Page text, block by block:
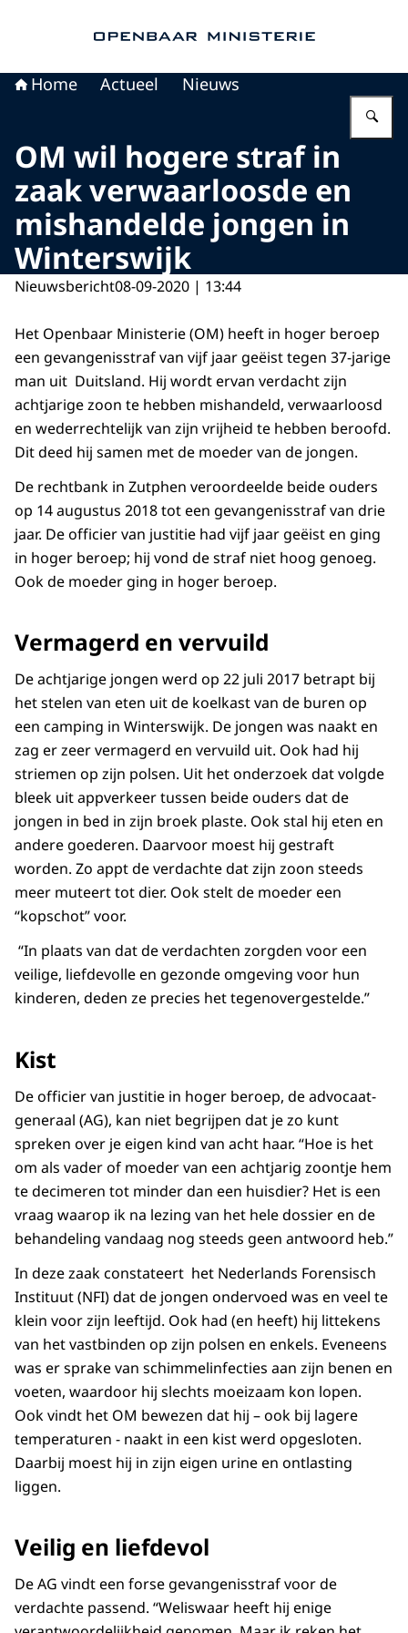
Home Actueel Nieuws
OM wil hogere straf in
zaak verwaarloosde en
mishandelde jongen in
Winterswijk
Nieuwsbericht08-09-2020 | 13:44
Het Openbaar Ministerie (OM) heeft in hoger beroep
een gevangenisstraf van vijf jaar geëist tegen 37-jarige
man uit Duitsland. Hij wordt ervan verdacht zijn
achtjarige zoon te hebben mishandeld, verwaarloosd
en wederrechtelijk van zijn vrijheid te hebben beroofd.
Dit deed hij samen met de moeder van de jongen.
De rechtbank in Zutphen veroordeelde beide ouders
op 14 augustus 2018 tot een gevangenisstraf van drie
jaar. De officier van justitie had vijf jaar geëist en ging
in hoger beroep; hij vond de straf niet hoog genoeg.
Ook de moeder ging in hoger beroep.
Vermagerd en vervuild
De achtjarige jongen werd op 22 juli 2017 betrapt bij
het stelen van eten uit de koelkast van de buren op
een camping in Winterswijk. De jongen was naakt en
zag er zeer vermagerd en vervuild uit. Ook had hij
striemen op zijn polsen. Uit het onderzoek dat volgde
bleek uit appverkeer tussen beide ouders dat de
jongen in bed in zijn broek plaste. Ook stal hij eten en
andere goederen. Daarvoor moest hij gestraft
worden. Zo appt de verdachte dat zijn zoon steeds
meer muteert tot dier. Ook stelt de moeder een
“kopschot” voor.
“In plaats van dat de verdachten zorgden voor een
veilige, liefdevolle en gezonde omgeving voor hun
kinderen, deden ze precies het tegenovergestelde.”
Kist
De officier van justitie in hoger beroep, de advocaat-
generaal (AG), kan niet begrijpen dat je zo kunt
spreken over je eigen kind van acht haar. “Hoe is het
om als vader of moeder van een achtjarig zoontje hem
te decimeren tot minder dan een huisdier? Het is een
vraag waarop ik na lezing van het hele dossier en de
behandeling vandaag nog steeds geen antwoord heb.”
In deze zaak constateert het Nederlands Forensisch
Instituut (NFI) dat de jongen ondervoed was en veel te
klein voor zijn leeftijd. Ook had (en heeft) hij littekens
van het vastbinden op zijn polsen en enkels. Eveneens
was er sprake van schimmelinfecties aan zijn benen en
voeten, waardoor hij slechts moeizaam kon lopen.
Ook vindt het OM bewezen dat hij – ook bij lagere
temperaturen - naakt in een kist werd opgesloten.
Daarbij moest hij in zijn eigen urine en ontlasting
liggen.
Veilig en liefdevol
De AG vindt een forse gevangenisstraf voor de
verdachte passend. “Weliswaar heeft hij enige